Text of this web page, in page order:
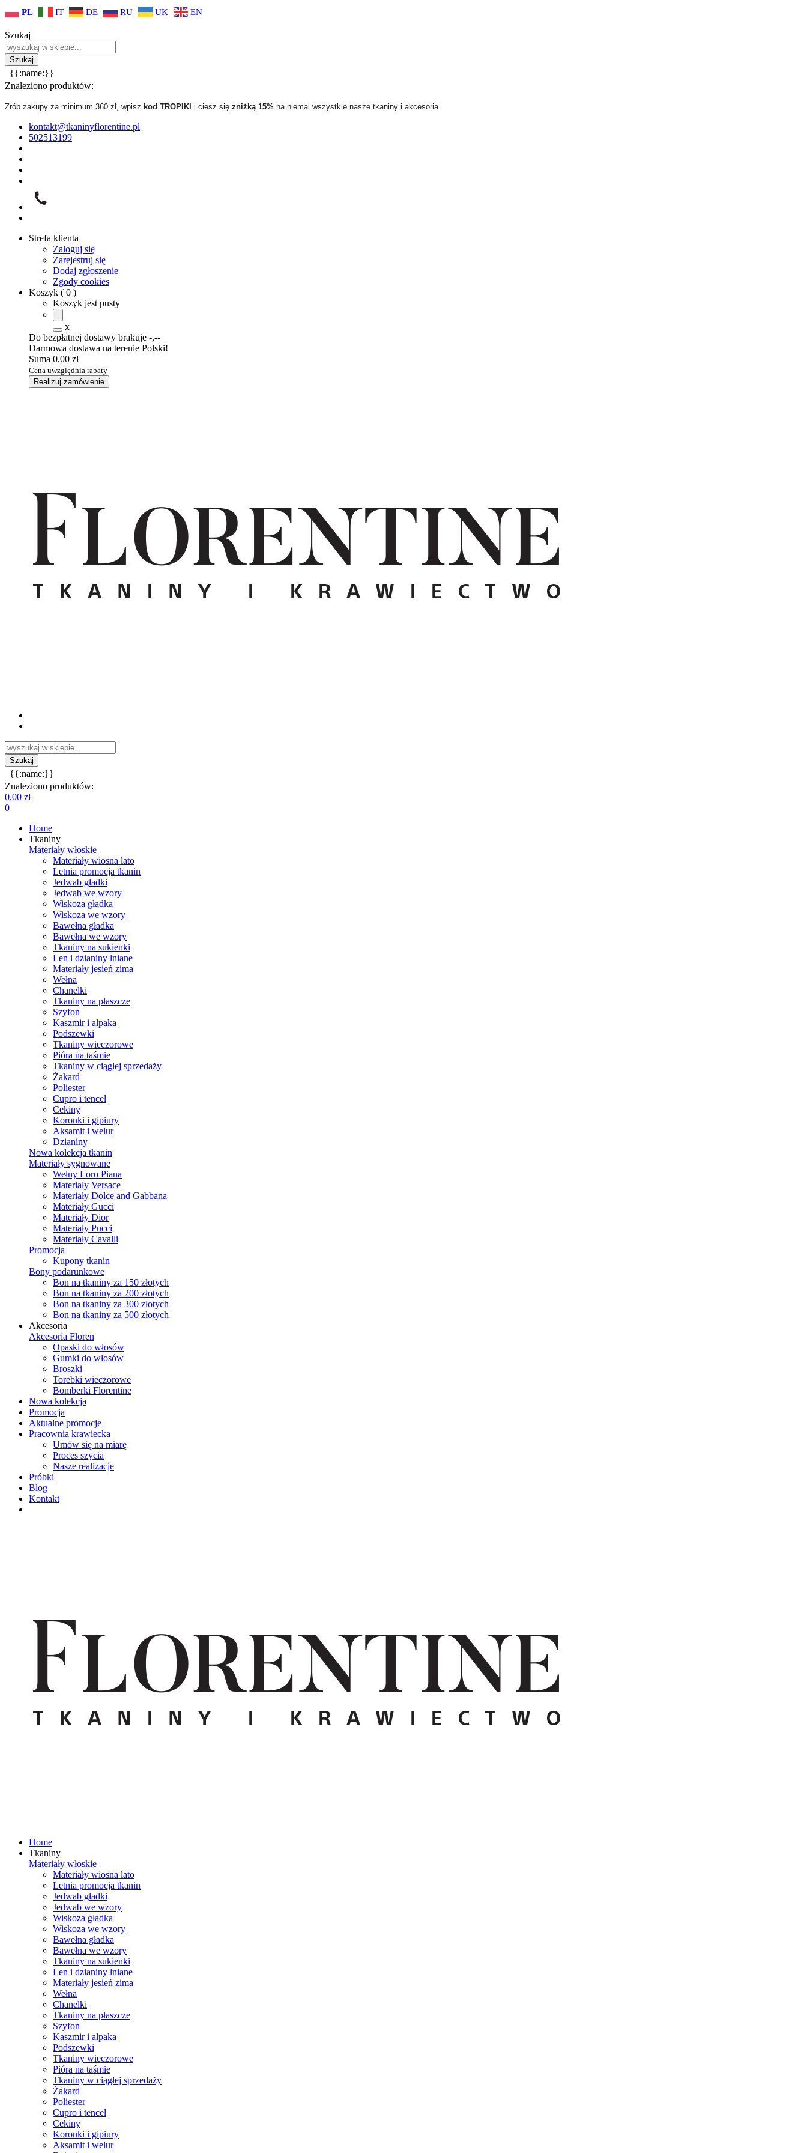
PL IT DE RU UK EN
Szukaj
{{:name:}}
Znaleziono produktów:
Zrób zakupy za minimum 360 zł, wpisz kod TROPIKI i ciesz się zniżką 15% na niemal wszystkie nasze tkaniny i akcesoria.
kontakt@tkaninyflorentine.pl
502513199
Strefa klienta
Zaloguj się
Zarejestruj się
Dodaj zgłoszenie
Zgody cookies
Koszyk ( 0 )
Koszyk jest pusty
x
Do bezpłatnej dostawy brakuje -,--
Darmowa dostawa na terenie Polski!
Suma 0,00 zł
Cena uwzględnia rabaty
Realizuj zamówienie
{{:name:}}
Znaleziono produktów:
0,00 zł
0
Home
Tkaniny
Materiały włoskie
Materiały wiosna lato
Letnia promocja tkanin
Jedwab gładki
Jedwab we wzory
Wiskoza gładka
Wiskoza we wzory
Bawełna gładka
Bawełna we wzory
Tkaniny na sukienki
Len i dzianiny lniane
Materiały jesień zima
Wełna
Chanelki
Tkaniny na płaszcze
Szyfon
Kaszmir i alpaka
Podszewki
Tkaniny wieczorowe
Pióra na taśmie
Tkaniny w ciągłej sprzedaży
Żakard
Poliester
Cupro i tencel
Cekiny
Koronki i gipiury
Aksamit i welur
Dzianiny
Nowa kolekcja tkanin
Materiały sygnowane
Wełny Loro Piana
Materiały Versace
Materiały Dolce and Gabbana
Materiały Gucci
Materiały Dior
Materiały Pucci
Materiały Cavalli
Promocja
Kupony tkanin
Bony podarunkowe
Bon na tkaniny za 150 złotych
Bon na tkaniny za 200 złotych
Bon na tkaniny za 300 złotych
Bon na tkaniny za 500 złotych
Akcesoria
Akcesoria Floren
Opaski do włosów
Gumki do włosów
Broszki
Torebki wieczorowe
Bomberki Florentine
Nowa kolekcja
Promocja
Aktualne promocje
Pracownia krawiecka
Umów się na miarę
Proces szycia
Nasze realizacje
Próbki
Blog
Kontakt
Home
Tkaniny
Materiały włoskie
Materiały wiosna lato
Letnia promocja tkanin
Jedwab gładki
Jedwab we wzory
Wiskoza gładka
Wiskoza we wzory
Bawełna gładka
Bawełna we wzory
Tkaniny na sukienki
Len i dzianiny lniane
Materiały jesień zima
Wełna
Chanelki
Tkaniny na płaszcze
Szyfon
Kaszmir i alpaka
Podszewki
Tkaniny wieczorowe
Pióra na taśmie
Tkaniny w ciągłej sprzedaży
Żakard
Poliester
Cupro i tencel
Cekiny
Koronki i gipiury
Aksamit i welur